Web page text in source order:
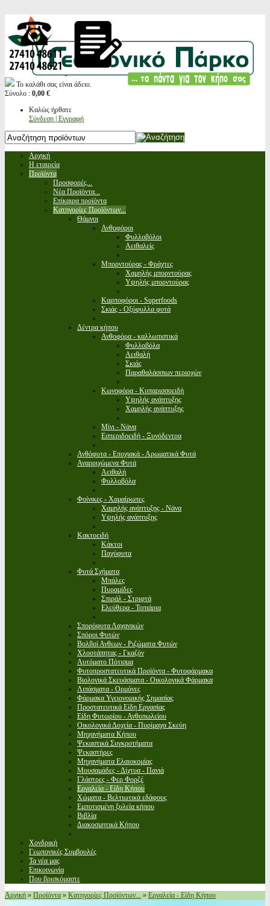
Το καλάθι σας είναι άδειο.
Σύνολο : 0,00 €
Καλώς ήρθατε
Σύνδεση | Εγγραφή
Αρχική
Η εταιρεία
Προϊόντα
Προσφορές...
Νέα Προϊόντα...
Επίκαιρα προϊόντα
Κατηγορίες Προϊόντων...
Θάμνοι
Ανθοφόροι
Φυλλοβόλοι
Αειθαλείς
Μπορντούρας - Φράχτες
Χαμηλής μπορντούρας
Υψηλής μπορντούρας
Καρποφόροι - Superfoods
Σκιάς - Οξύφυλλα φυτά
Δέντρα κήπου
Ανθοφόρα - καλλωπιστικά
Φυλλοβόλα
Αειθαλή
Σκιάς
Παραθαλάσσιων περιοχών
Κωνοφόρα - Κυπαρισσοειδή
Υψηλής ανάπτυξης
Χαμηλής ανάπτυξης
Μίνι - Νάνα
Εσπεριδοειδή - Ξυνόδεντρα
Ανθόφυτα - Εποχιακά - Αρωματικά Φυτά
Αναρριχώμενα Φυτά
Αειθαλή
Φυλλοβόλα
Φοίνικες - Χαμαίρωπες
Χαμηλής ανάπτυξης - Νάνα
Υψηλής ανάπτυξης
Κακτοειδή
Κάκτοι
Παχύφυτα
Φυτά Σχήματα
Μπάλες
Πυραμίδες
Σπιράλ - Στριφτά
Ελεύθερα - Τοπιάρια
Σπορόφυτα Λαχανικών
Σπόροι Φυτών
Βολβοί Ανθεων - Ριζώματα Φυτών
Χλοοτάπητας - Γκαζόν
Αυτόματο Πότισμα
Φυτοπροστατευτικά Προϊόντα - Φυτοφάρμακα
Βιολογικά Σκευάσματα - Οικολογικά Φάρμακα
Λιπάσματα - Ορμόνες
Φάρμακα Υγειονομικής Σημασίας
Προστατευτικά Είδη Εργασίας
Είδη Φυτωρίου - Ανθοπωλείου
Οικολογικά Δοχεία - Πυρίμαχα Σκεύη
Μηχανήματα Κήπου
Ψεκαστικά Συγκροτήματα
Ψεκαστήρες
Μηχανήματα Ελαιοκομίας
Μουσαμάδες - Δίχτυα - Πανιά
Γλάστρες - Φερ Φορζέ
Εργαλεία - Είδη Κήπου
Χώματα - Βελτιωτικά εδάφους
Εμποτισμένη ξυλεία κήπου
Βιβλία
Διακοσμητικά Κήπου
Χονδρική
Γεωπονικές Συμβουλές
Τα νέα μας
Επικοινωνία
Που βρισκόμαστε
Αρχική » Προϊόντα » Κατηγορίες Προϊόντων... » Εργαλεία - Είδη Κήπου